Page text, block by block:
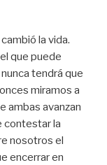
la vida.
que puede
tendrá que
miramos a
ambas avanzan
contestar la
nosotros el
encerrar en